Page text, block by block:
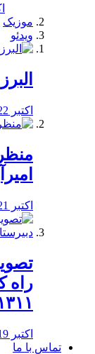
موزیک
ویدئو
اکتبر 22, 2019
اکتبر 21, 2019
راه
۱۳۱۱ه
اکتبر 19, 2019
تماس با ما